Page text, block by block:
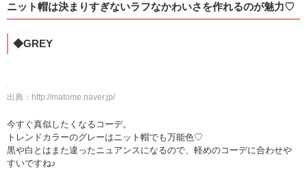
ニット帽は決まりすぎないラフなかわいさを作れるのが魅力♡
◆GREY
出典： http://matome.naver.jp/
今すぐ真似したくなるコーデ。
トレンドカラーのグレーはニット帽でも万能色♡
黒や白とはまた違ったニュアンスになるので、軽めのコーデに合わせや
すいですね♪